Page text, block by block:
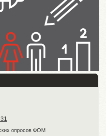
опросов ФОМ